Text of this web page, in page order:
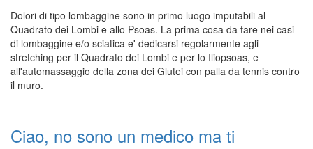
Dolori di tipo lombaggine sono in primo luogo imputabili al
Quadrato dei Lombi e allo Psoas. La prima cosa da fare nei casi
di lombaggine e/o sciatica e' dedicarsi regolarmente agli
stretching per il Quadrato dei Lombi e per lo Iliopsoas, e
all'automassaggio della zona dei Glutei con palla da tennis contro
il muro.
Ciao, no sono un medico ma ti